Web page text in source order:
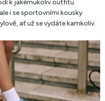
k jakémukoliv outfitu.
i se sportovními kousky.
ať už se vydáte kamkoliv.